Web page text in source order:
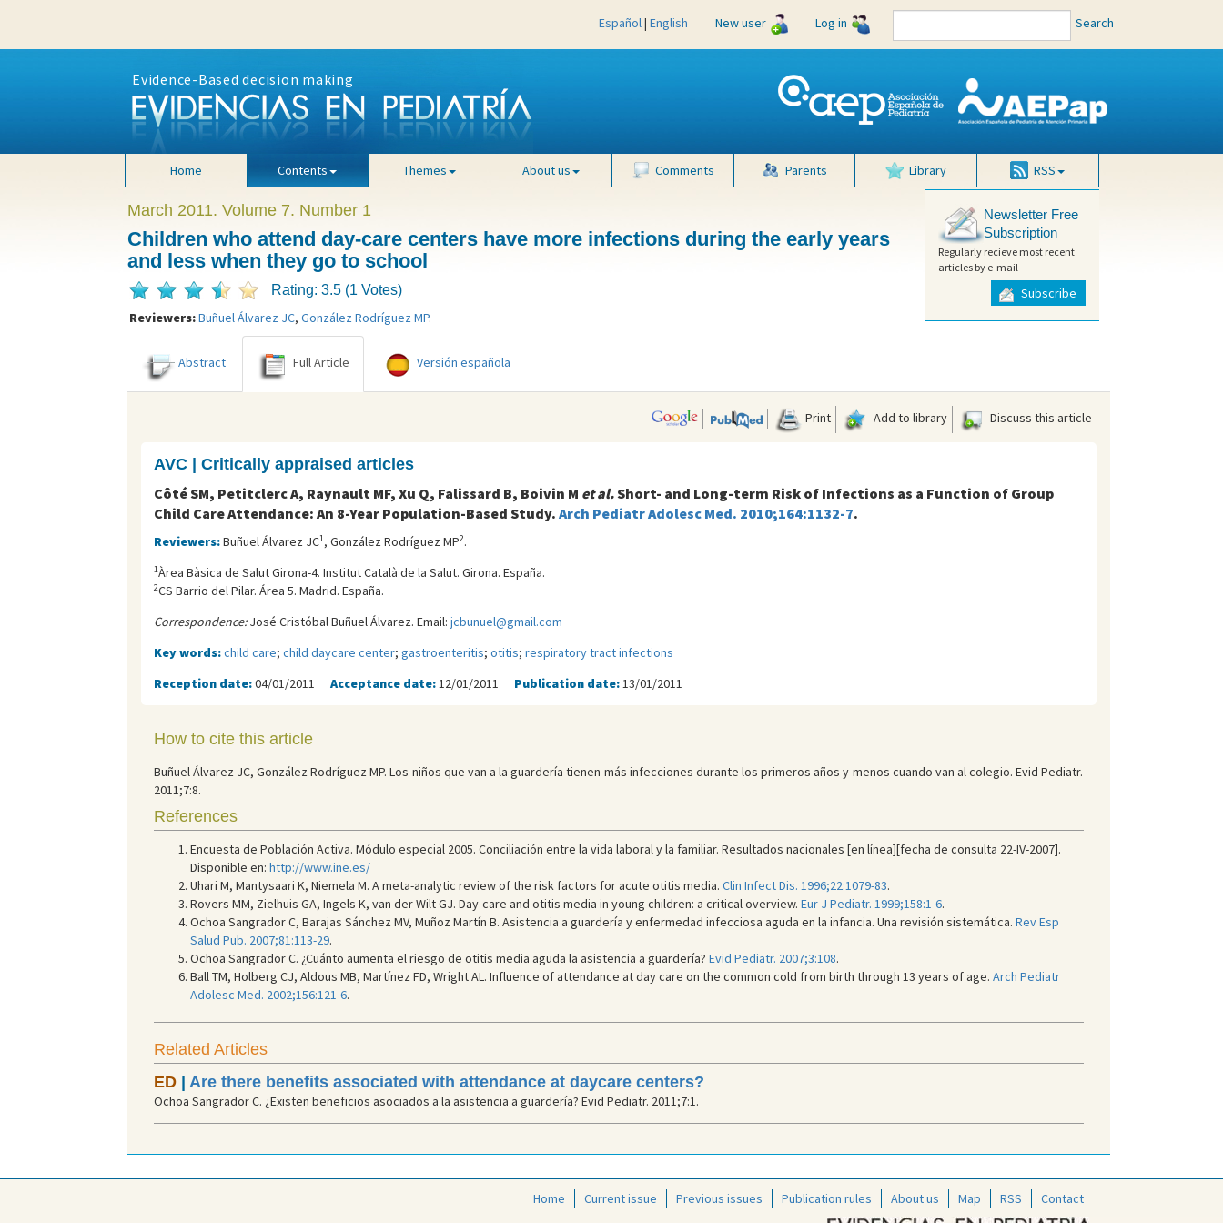
Español| English New user Log in Search
Evidence-Based decision making
Home Contents Themes About us Comments Parents Library RSS
March 2011. Volume 7. Number 1
Children who attend day-care centers have more infections during the early years
and less when they go to school
Rating: 3.5 (1 Votes)
Reviewers:Buñuel Álvarez JC, González Rodríguez MP.
Newsletter Free
Subscription
Regularly recieve most recent
articles by e-mail
Subscribe
Abstract Full Article Versión española
Print Add to library Discuss this article
AVC | Critically appraised articles
Côté SM, Petitclerc A, Raynault MF, Xu Q, Falissard B, Boivin M et al.Short- and Long-term Risk of Infections as a Function of Group
Child Care Attendance: An 8-Year Population-Based Study. Arch Pediatr Adolesc Med. 2010;164:1132-7.
Reviewers:Buñuel Álvarez JC1, González Rodríguez MP2.
1Àrea Bàsica de Salut Girona-4. Institut Català de la Salut. Girona. España.
2CS Barrio del Pilar. Área 5. Madrid. España.
Correspondence:José Cristóbal Buñuel Álvarez. Email: jcbunuel@gmail.com
Key words:child care; child daycare center; gastroenteritis; otitis; respiratory tract infections
Reception date:04/01/2011 Acceptance date:12/01/2011 Publication date:13/01/2011
How to cite this article
Buñuel Álvarez JC, González Rodríguez MP. Los niños que van a la guardería tienen más infecciones durante los primeros años y menos cuando van al colegio. Evid Pediatr.
2011;7:8.
References
Encuesta de Población Activa. Módulo especial 2005. Conciliación entre la vida laboral y la familiar. Resultados nacionales [en línea][fecha de consulta 22-IV-2007].
Disponible en: http://www.ine.es/
Uhari M, Mantysaari K, Niemela M. A meta-analytic review of the risk factors for acute otitis media. Clin Infect Dis. 1996;22:1079-83.
Rovers MM, Zielhuis GA, Ingels K, van der Wilt GJ. Day-care and otitis media in young children: a critical overview. Eur J Pediatr. 1999;158:1-6.
Ochoa Sangrador C, Barajas Sánchez MV, Muñoz Martín B. Asistencia a guardería y enfermedad infecciosa aguda en la infancia. Una revisión sistemática. Rev Esp
Salud Pub. 2007;81:113-29.
Ochoa Sangrador C. ¿Cuánto aumenta el riesgo de otitis media aguda la asistencia a guardería? Evid Pediatr. 2007;3:108.
Ball TM, Holberg CJ, Aldous MB, Martínez FD, Wright AL. Influence of attendance at day care on the common cold from birth through 13 years of age. Arch Pediatr
Adolesc Med. 2002;156:121-6.
Related Articles
ED| Are there benefits associated with attendance at daycare centers?
Ochoa Sangrador C. ¿Existen beneficios asociados a la asistencia a guardería? Evid Pediatr. 2011;7:1.
Home Current issue Previous issues Publication rules About us Map RSS Contact